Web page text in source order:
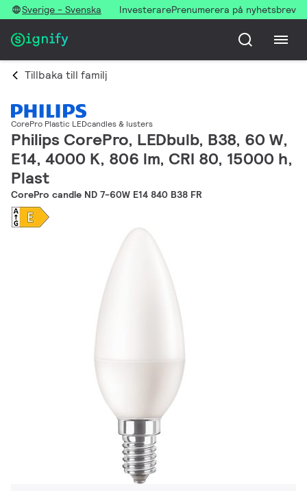
Sverige - Svenska InvesterarePrenumerera på nyhetsbrev
Tillbaka till familj
CorePro Plastic LEDcandles & lusters
Philips CorePro, LEDbulb, B38, 60 W,
E14, 4000 K, 806 lm, CRI 80, 15000 h,
Plast
CorePro candle ND 7-60W E14 840 B38 FR